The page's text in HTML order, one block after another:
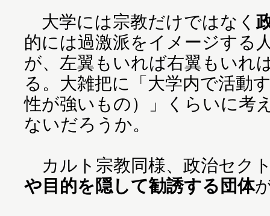
大学には宗教だけではなく
的には過激派をイメージする
が、左翼もいれば右翼もいれ
る。大雑把に「大学内で活動
性が強いもの）」くらいに考
ないだろうか。
カルト宗教同様、政治セク
や目的を隠して勧誘する団体